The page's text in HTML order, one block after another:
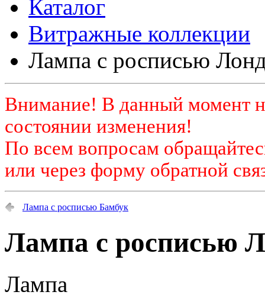
Каталог
Витражные коллекции
Лампа с росписью
Внимание! В данный момент
состоянии изменения!
По всем вопросам
или через форму обратной
Лампа с росписью Бамбук
Лампа с росписью
Лампа